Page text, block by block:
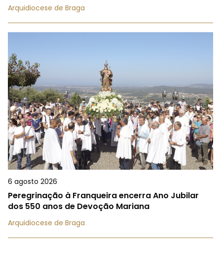
Arquidiocese de Braga
6 agosto 2026
Peregrinação à Franqueira encerra Ano Jubilar
dos 550 anos de Devoção Mariana
Arquidiocese de Braga